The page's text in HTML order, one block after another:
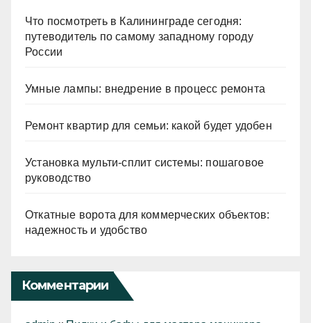
Что посмотреть в Калининграде сегодня:
путеводитель по самому западному городу
России
Умные лампы: внедрение в процесс ремонта
Ремонт квартир для семьи: какой будет удобен
Установка мульти-сплит системы: пошаговое
руководство
Откатные ворота для коммерческих объектов:
надежность и удобство
Комментарии